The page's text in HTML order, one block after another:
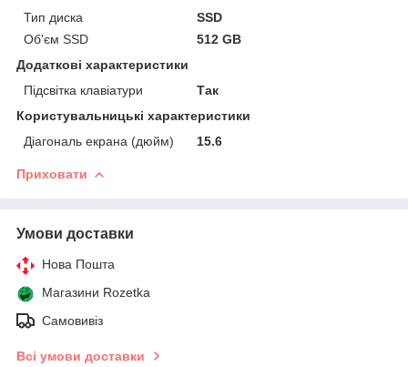
Тип диска
SSD
Об'єм SSD
512 GB
Додаткові характеристики
Підсвітка клавіатури
Так
Користувальницькі характеристики
Діагональ екрана (дюйм)
15.6
Приховати
Умови доставки
Нова Пошта
Магазини Rozetka
Самовивіз
Всі умови доставки